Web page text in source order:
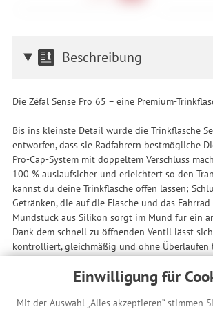
Einwilligung für
Mit der Auswahl „Alles akzeptieren“ stimmen
Beschreibung
Die Zéfal Sense Pro 65 – eine Premium-
Bis ins kleinste Detail wurde die Trinkflasche
entworfen, dass sie Radfahrern bestmögliche
Pro-Cap-System mit doppeltem Verschluss
100 % auslaufsicher und erleichtert so den
kannst du deine Trinkflasche offen lassen;
Getränken, die auf die Flasche und das
Mundstück aus Silikon sorgt im Mund für ein
Dank dem schnell zu öffnenden Ventil lässt
kontrolliert, gleichmäßig und ohne Überlaufen
Deckel-Aufsatz lässt sich die Flasche gut
Trinkflaschen Sense und Shark wird sie aus dem
besonders weichen und geruchlosen
dein Getränk rein hält.